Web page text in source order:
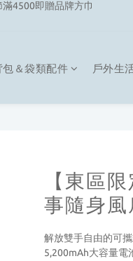
4500即贈品牌方巾
選2件2480元
包＆袋類配件 戶外生
【東區
事隨身風
解放雙手自由的可
5,200mAh大容量電